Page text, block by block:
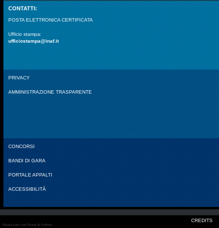
CONTATTI:
POSTA ELETTRONICA CERTIFICATA
Ufficio stampa:
ufficiostampa@inaf.it
PRIVACY
AMMINISTRAZIONE TRASPARENTE
CONCORSI
BANDI DI GARA
PORTALE APPALTI
ACCESSIBILITÀ
CREDITS
Realizzato con Plone & Python